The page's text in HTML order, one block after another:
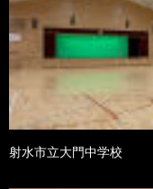
射水市立大門中学校